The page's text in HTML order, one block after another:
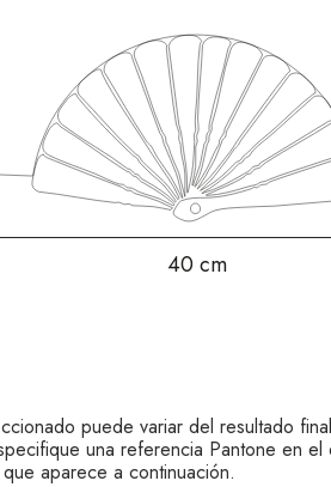
40 cm
puede variar del resultado
una referencia Pantone en el
aparece a continuación.